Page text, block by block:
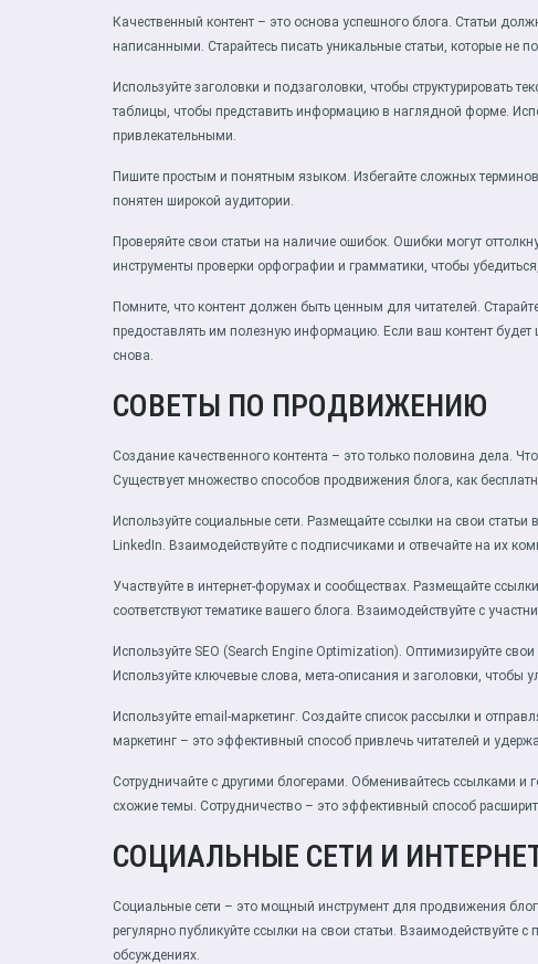
Качественный контент – это основа успешного блога. Статьи
написанными. Старайтесь писать уникальные статьи, которые не
Используйте заголовки и подзаголовки, чтобы структурировать
таблицы, чтобы представить информацию в наглядной форме.
привлекательными.
Пишите простым и понятным языком. Избегайте сложных
понятен широкой аудитории.
Проверяйте свои статьи на наличие ошибок. Ошибки могут
инструменты проверки орфографии и грамматики, чтобы
Помните, что контент должен быть ценным для читателей.
предоставлять им полезную информацию. Если ваш контент
снова.
СОВЕТЫ ПО ПРОДВИЖЕНИЮ
Создание качественного контента – это только половина дела.
Существует множество способов продвижения блога, как
Используйте социальные сети. Размещайте ссылки на свои
LinkedIn. Взаимодействуйте с подписчиками и отвечайте на их
Участвуйте в интернет-форумах и сообществах. Размещайте
соответствуют тематике вашего блога. Взаимодействуйте с
Используйте SEO (Search Engine Optimization). Оптимизируйте
Используйте ключевые слова, мета-описания и заголовки, чтобы
Используйте email-маркетинг. Создайте список рассылки и
маркетинг – это эффективный способ привлечь читателей и
Сотрудничайте с другими блогерами. Обменивайтесь ссылками и
схожие темы. Сотрудничество – это эффективный способ
СОЦИАЛЬНЫЕ СЕТИ И
Социальные сети – это мощный инструмент для продвижения
регулярно публикуйте ссылки на свои статьи. Взаимодействуйте
обсуждениях.